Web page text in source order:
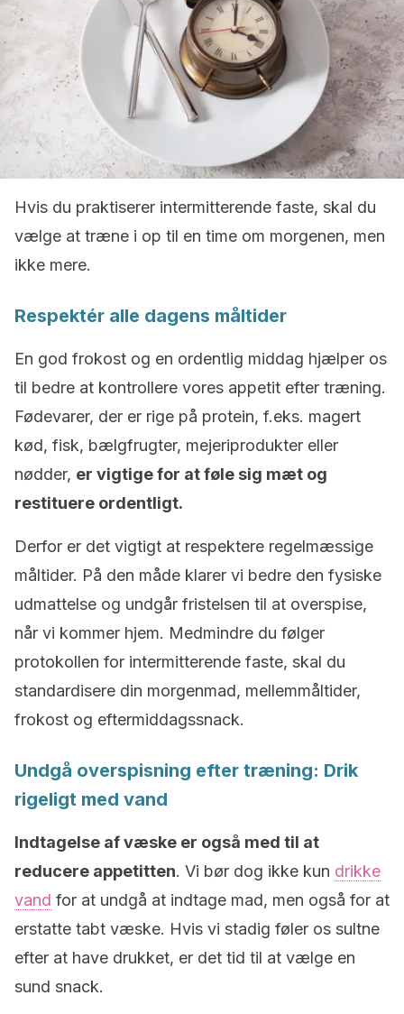
Hvis du praktiserer intermitterende faste, skal du
vælge at træne i op til en time om morgenen, men
ikke mere.
Respektér alle dagens måltider
En god frokost og en ordentlig middag hjælper os
til bedre at kontrollere vores appetit efter træning.
Fødevarer, der er rige på protein, f.eks. magert
kød, fisk, bælgfrugter, mejeriprodukter eller
nødder, er vigtige for at føle sig mæt og
restituere ordentligt.
Derfor er det vigtigt at respektere regelmæssige
måltider. På den måde klarer vi bedre den fysiske
udmattelse og undgår fristelsen til at overspise,
når vi kommer hjem. Medmindre du følger
protokollen for intermitterende faste, skal du
standardisere din morgenmad, mellemmåltider,
frokost og eftermiddagssnack.
Undgå overspisning efter træning: Drik
rigeligt med vand
Indtagelse af væske er også med til at
reducere appetitten. Vi bør dog ikke kun drikke
vand for at undgå at indtage mad, men også for at
erstatte tabt væske. Hvis vi stadig føler os sultne
efter at have drukket, er det tid til at vælge en
sund snack.